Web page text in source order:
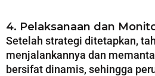
4. Pelaksanaan dan
Setelah strategi ditetapkan,
menjalankannya dan
bersifat dinamis, sehingga